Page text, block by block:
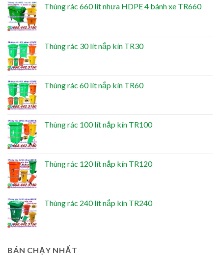
Thùng rác 660 lít nhựa HDPE 4 bánh xe TR660
Thùng rác 30 lít nắp kín TR30
Thùng rác 60 lít nắp kín TR60
Thùng rác 100 lít nắp kín TR100
Thùng rác 120 lít nắp kín TR120
Thùng rác 240 lít nắp kín TR240
BÁN CHẠY NHẤT